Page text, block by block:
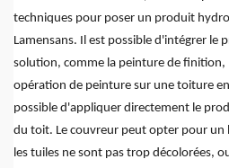
techniques pour poser un produit
Lamensans. Il est possible d'intégrer le
solution, comme la peinture de finition,
opération de peinture sur une toiture
possible d'appliquer directement le
du toit. Le couvreur peut opter pour
les tuiles ne sont pas trop décolorées,